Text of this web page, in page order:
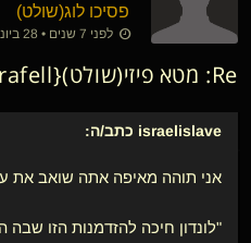
פסיכו לוג​(שולט)
לפני 7 שנים • 28 ביוני 2019
Re: מטא פיזי​(שולט){Arafell}
israelislave כתב/ה:
אני תוהה מאיפה אתה שואב את
"לונדון חיכה להזדמנות הזו שבה